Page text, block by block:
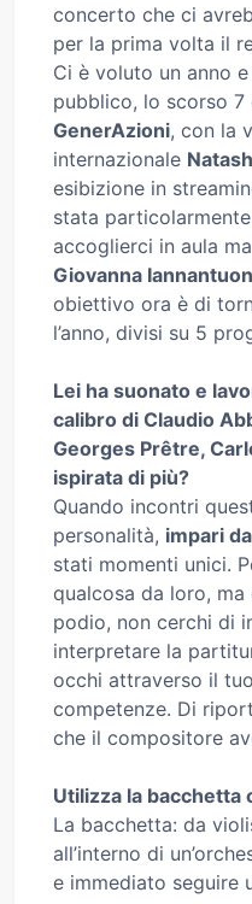
concerto che ci
per la prima volta il
Ci è voluto un anno
pubblico, lo scorso
GenerAzioni, con la
internazionale
esibizione in
stata
accoglierci in aula
Giovanna
obiettivo ora è di
l’anno, divisi su 5
Lei ha suonato e
calibro di Claudio
Georges Prêtre,
ispirata di più?
Quando incontri
personalità, impari
stati momenti unici.
qualcosa da loro,
podio, non cerchi di
interpretare la
occhi attraverso il
competenze. Di
che il compositore
Utilizza la bacchetta
La bacchetta: da
all’interno di
e immediato seguire